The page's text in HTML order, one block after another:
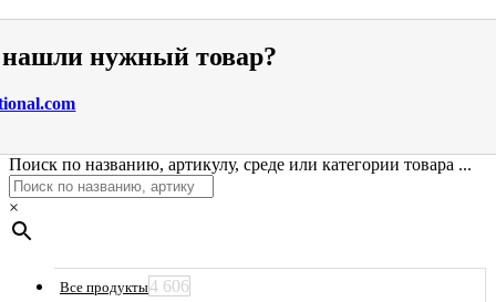
нужный товар?
Поиск по названию, артикулу, среде или категории товара ...
×
Все продукты4 606